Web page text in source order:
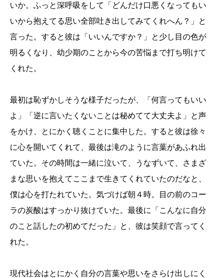
いか。ふっと深呼吸をして「どんだけ口悪くなってもい
いから抱えてる思い全部吐き出してみてくれへん？」と
言った。すると彼は「いいんですか？」と少し目の色が
明るくなり、幼少期のことから今の苦悩まで打ち明けて
くれた。
最初は恥ずかしそうな様子だったが、「何言ってもいい
よ」「逆に言いたくないことは秘めてて大丈夫よ」と声
をかけ、とにかく聴くことに集中した。すると彼は徐々
に心を開いてくれて、最後は滝のように言葉があふれ出
ていた。その時間は一緒に泣いて、うなずいて、さまざ
まな思いを抱えてここまで生きてくれていたのだなと、
僕は心を打たれていた。気づけば朝４時。目の前のコー
ラの炭酸はすっかり抜けていた。最後に「こんなに自分
のこと話したの初めてだった」と、彼は笑顔で言ってく
れた。
現代社会はとにかく自分の言葉や思いをさらけ出しにく